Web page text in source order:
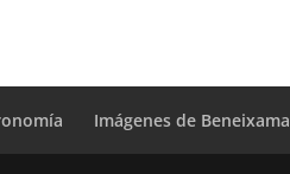
Imágenes de Beneixama